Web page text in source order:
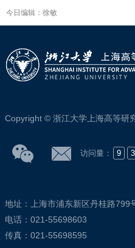
今日编辑：徐敏
Copyright © 浙江大学上海高等研
访问量： 9 3
地址：上海市浦东新区丹桂路799
电话：021-55698603
传真：021-55698595